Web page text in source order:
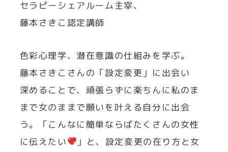
セラピーシェアルーム主宰、
藤本さきこ認定講師
色彩心理学、潜在意識の仕組みを学ぶ。
藤本さきこさんの「設定変更」に出会い
深めることで、頑張らずに楽ちんに私のま
まで女のままで願いを叶える自分に出会
う。「こんなに簡単ならばたくさんの女性
に伝えたい
」と、設定変更の在り方と女